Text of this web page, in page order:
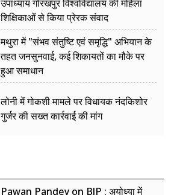
शिक्षिकाओं से किया प्रेरक संवाद
मथुरा में "संभव संतुष्टि एवं समृद्धि" अभियान के
तहत जनसुनवाई, कई शिकायतों का मौके पर
हुआ समाधान
लोनी में गोकशी मामले पर विधायक नंदकिशोर
गुर्जर की सख्त कार्रवाई की मांग
Pawan Pandey on BJP : अयोध्या में